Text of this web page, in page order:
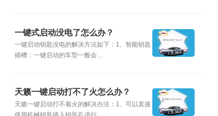
一键式启动没电了怎么办？
一键启动钥匙没电的解决方法如下：1、智能钥匙
插槽：一键启动的车型一般会...
天籁一键启动打不了火怎么办？
天籁一键启动打不着火的解决办法：1、可以直接